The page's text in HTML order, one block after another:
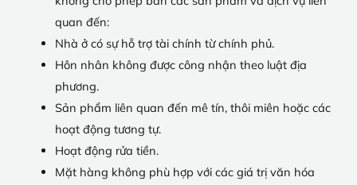
quan đến:
Nhà ở có sự hỗ trợ tài chính từ chính phủ.
Hôn nhân không được công nhận theo luật địa
phương.
Sản phẩm liên quan đến mê tín, thôi miên hoặc các
hoạt động tương tự.
Hoạt động rửa tiền.
Mặt hàng không phù hợp với các giá trị văn hóa